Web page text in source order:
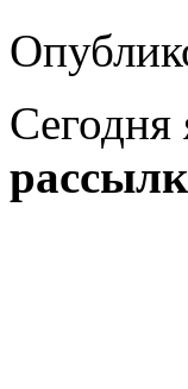
Сегодня